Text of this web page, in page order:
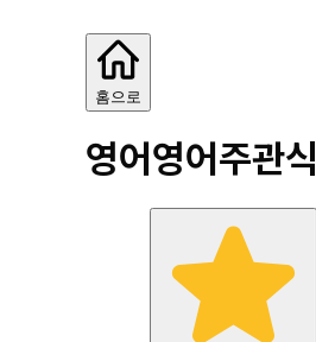
영어영어
홈으로
영어영어 주관식